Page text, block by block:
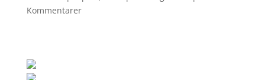
Kommentarer